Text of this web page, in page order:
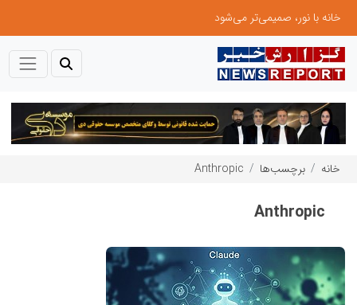
ال ایستر پوشاک؛ تولید کننده با برند «نوزاد امروز، نابغه فردا»
خانه برچسب‌ها Anthropic
Anthropic